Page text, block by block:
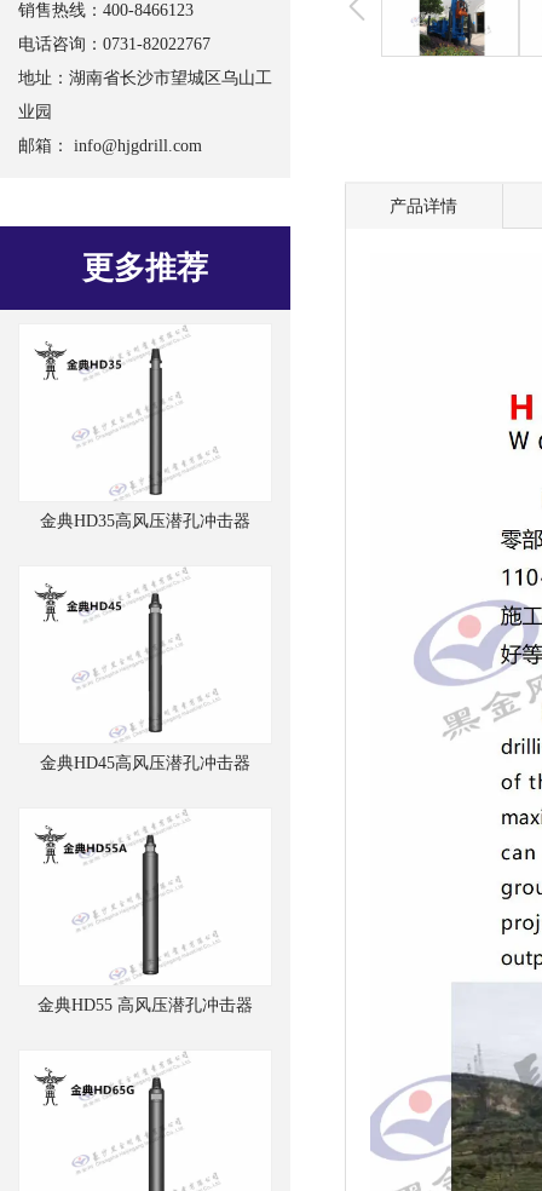
销售热线：400-8466123
电话咨询：0731-82022767
地址：湖南省长沙市望城区乌山工
业园
邮箱： info@hjgdrill.com
更多推荐
金典HD35高风压潜孔冲击器
金典HD45高风压潜孔冲击器
金典HD55 高风压潜孔冲击器
产品详情